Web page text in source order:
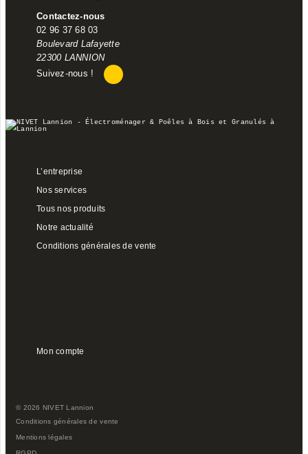
Contactez-nous
02 96 37 68 03
Boulevard Lafayette
22300 LANNION
Suivez-nous !
L’entreprise
Nos services
Tous nos produits
Notre actualité
Conditions générales de vente
Mon compte
© 2026 NIVET Lannion
Conditions générales de vente
Mentions légales